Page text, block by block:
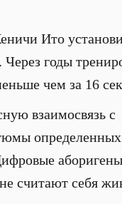
Ито
годы
чем за 16
взаимосвязь с
считают себя